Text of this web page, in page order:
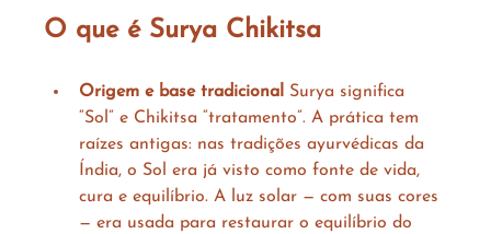
O que é Surya Chikitsa
Origem e base tradicional Surya significa
“Sol” e Chikitsa “tratamento”. A prática tem
raízes antigas: nas tradições ayurvédicas da
Índia, o Sol era já visto como fonte de vida,
cura e equilíbrio. A luz solar — com suas cores
— era usada para restaurar o equilíbrio do